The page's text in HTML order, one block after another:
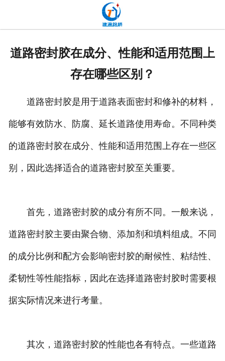
工程案例
厂容厂貌
道路密封胶在成分、性能和适用范围上
存在哪些区别？
道路密封胶是用于道路表面密封和修补的材料，
能够有效防水、防腐、延长道路使用寿命。不同种类
的道路密封胶在成分、性能和适用范围上存在一些区
别，因此选择适合的道路密封胶至关重要。
首先，道路密封胶的成分有所不同。一般来说，
道路密封胶主要由聚合物、添加剂和填料组成。不同
的成分比例和配方会影响密封胶的耐候性、粘结性、
柔韧性等性能指标，因此在选择道路密封胶时需要根
据实际情况来进行考量。
其次，道路密封胶的性能也各有特点。一些道路